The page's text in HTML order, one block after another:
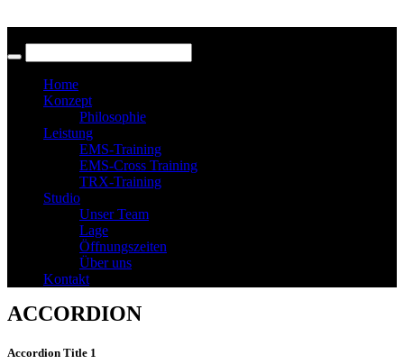
Home
Konzept
Philosophie
Leistung
EMS-Training
EMS-Cross Training
TRX-Training
Studio
Unser Team
Lage
Öffnungszeiten
Über uns
Kontakt
ACCORDION
Accordion Title 1